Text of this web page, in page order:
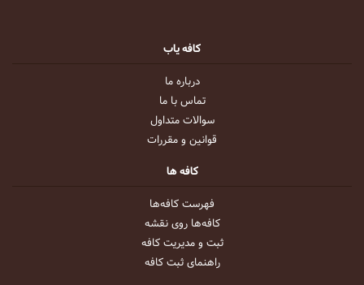
کافه یاب
درباره ما
تماس با ما
سوالات متداول
قوانین و مقررات
کافه ها
فهرست کافه‌ها
کافه‌ها روی نقشه
ثبت و مدیریت کافه
راهنمای ثبت کافه